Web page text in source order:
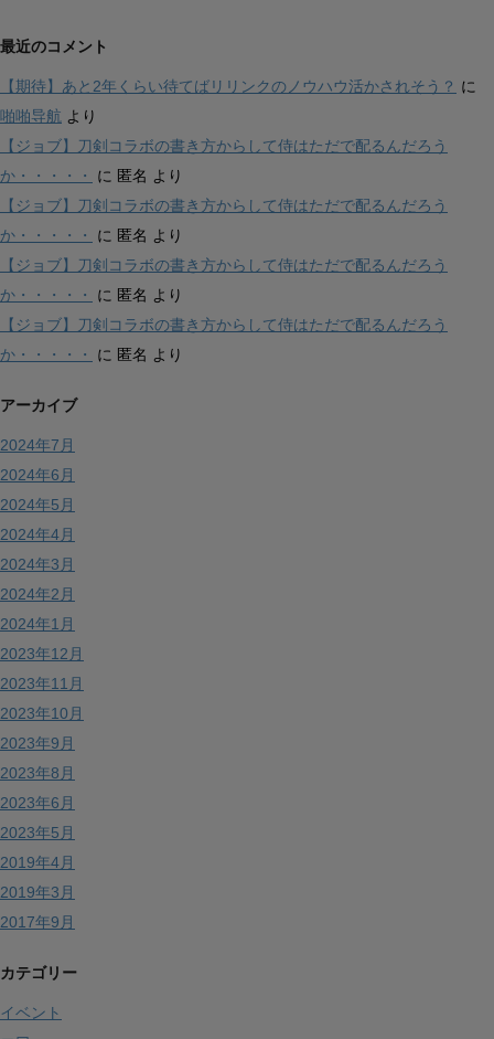
最近のコメント
【期待】あと2年くらい待てばリリンクのノウハウ活かされそう？ に
啪啪导航 より
【ジョブ】刀剣コラボの書き方からして侍はただで配るんだろう
か・・・・・
に 匿名 より
【ジョブ】刀剣コラボの書き方からして侍はただで配るんだろう
か・・・・・
に 匿名 より
【ジョブ】刀剣コラボの書き方からして侍はただで配るんだろう
か・・・・・
に 匿名 より
【ジョブ】刀剣コラボの書き方からして侍はただで配るんだろう
か・・・・・
に 匿名 より
アーカイブ
2024年7月
2024年6月
2024年5月
2024年4月
2024年3月
2024年2月
2024年1月
2023年12月
2023年11月
2023年10月
2023年9月
2023年8月
2023年6月
2023年5月
2019年4月
2019年3月
2017年9月
カテゴリー
イベント